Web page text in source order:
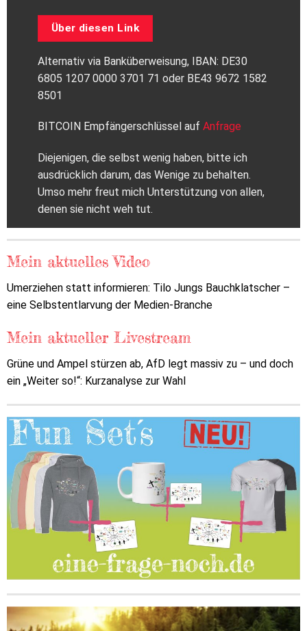
Über diesen Link
Alternativ via Banküberweisung, IBAN: DE30
6805 1207 0000 3701 71 oder BE43 9672 1582
8501
BITCOIN Empfängerschlüssel auf Anfrage
Diejenigen, die selbst wenig haben, bitte ich
ausdrücklich darum, das Wenige zu behalten.
Umso mehr freut mich Unterstützung von allen,
denen sie nicht weh tut.
Mein aktuelles Video
Umerziehen statt informieren: Tilo Jungs Bauchklatscher –
eine Selbstentlarvung der Medien-Branche
Mein aktueller Livestream
Grüne und Ampel stürzen ab, AfD legt massiv zu – und doch
ein „Weiter so!“: Kurzanalyse zur Wahl